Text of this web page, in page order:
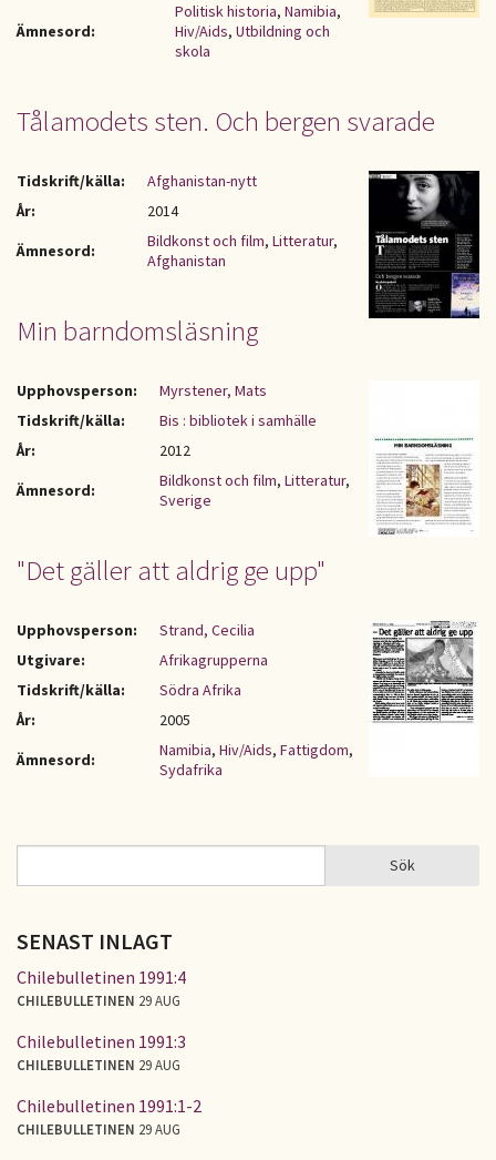
Ämnesord:
Politisk historia, Namibia,
Hiv/Aids, Utbildning och
skola
Tålamodets sten. Och bergen svarade
Tidskrift/källa:
Afghanistan-nytt
År:
2014
Ämnesord:
Bildkonst och film, Litteratur,
Afghanistan
Min barndomsläsning
Upphovsperson:
Myrstener, Mats
Tidskrift/källa:
Bis : bibliotek i samhälle
År:
2012
Ämnesord:
Bildkonst och film, Litteratur,
Sverige
"Det gäller att aldrig ge upp"
Upphovsperson:
Strand, Cecilia
Utgivare:
Afrikagrupperna
Tidskrift/källa:
Södra Afrika
År:
2005
Ämnesord:
Namibia, Hiv/Aids, Fattigdom,
Sydafrika
SÖKFORMULÄR Sök
SENAST INLAGT
Chilebulletinen 1991:4
CHILEBULLETINEN 29 AUG
Chilebulletinen 1991:3
CHILEBULLETINEN 29 AUG
Chilebulletinen 1991:1-2
CHILEBULLETINEN 29 AUG